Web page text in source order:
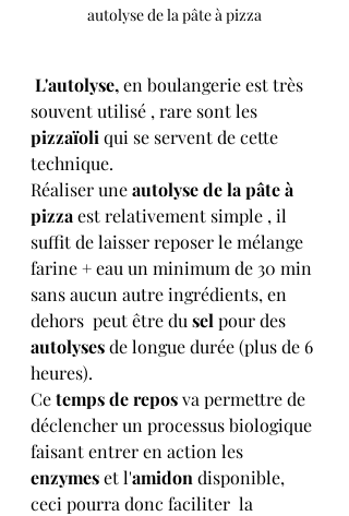
autolyse de la pâte à pizza
L'autolyse, en boulangerie est très
souvent utilisé , rare sont les
pizzaïoli qui se servent de cette
technique.
Réaliser une autolyse de la pâte à
pizza est relativement simple , il
suffit de laisser reposer le mélange
farine + eau un minimum de 30 min
sans aucun autre ingrédients, en
dehors  peut être du sel pour des
autolyses de longue durée (plus de 6
heures).
Ce temps de repos va permettre de
déclencher un processus biologique
faisant entrer en action les
enzymes et l'amidon disponible,
ceci pourra donc faciliter  la